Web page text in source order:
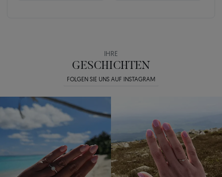
IHRE
GESCHICHTEN
FOLGEN SIE UNS AUF INSTAGRAM